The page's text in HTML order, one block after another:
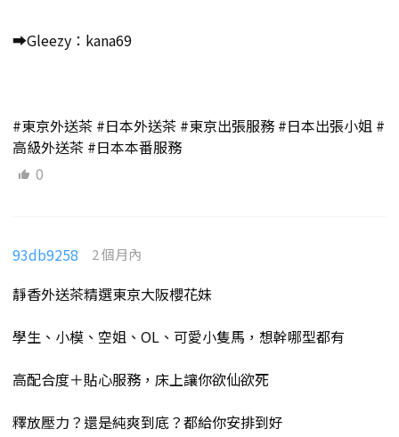
➡️Gleezy：kana69
#東京外送茶 #日本外送茶 #東京出張服務 #日本出張小姐 #
高級外送茶 #日本本番服務
0
93db9258 2 個月內
靜香外送茶精選東京大阪櫻花妹
學生、小模、空姐、OL、可愛小隻馬，想幹哪型都有
高配合度＋貼心服務，床上讓你欲仙欲死
釋放壓力？還是純爽到底？都給你安排到好